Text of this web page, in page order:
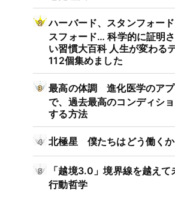
ハーバード、スタンフォー
スフォード… 科学的に証明
い習慣大百科 人生が変わる
112個集めました
最高の体調 進化医学のア
で、過去最高のコンディシ
する方法
北極星 僕たちはどう働くか
「越境3.0」境界線を越えて
行動哲学